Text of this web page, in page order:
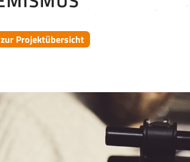
zur Projektübersicht